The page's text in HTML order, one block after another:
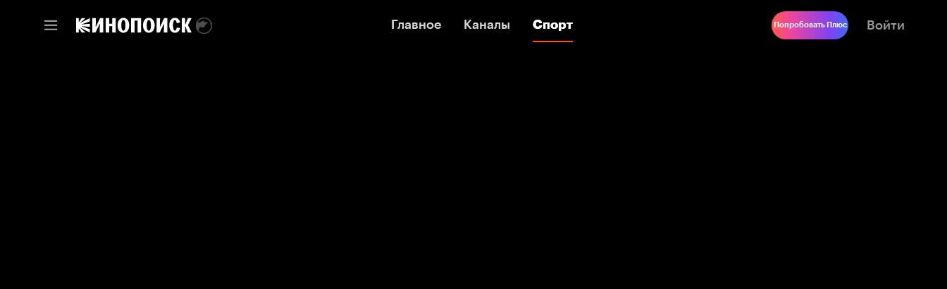
Главное Каналы Спорт
Главное Каналы Спорт Попробовать Плюс Войти